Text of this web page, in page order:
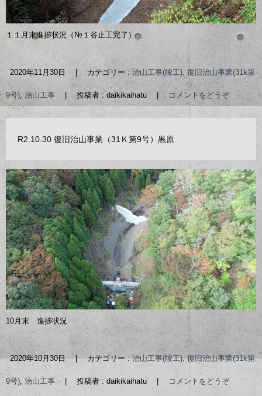
１１月末進捗状況（№１谷止工完了）
2020年11月30日 | カテゴリー : 治山工事(竣工), 復旧治山事業(31k第
9号) 治山工事 | 投稿者 : daikikaihatu | コメントをどうぞ
R2.10.30 復旧治山事業（31Ｋ第9号）黒原
10月末 進捗状況
2020年10月30日 | カテゴリー :治山工事(竣工), 復旧治山事業(31k第
9号), 治山工事 投稿者 : daikikaihatu コメントをどうぞ